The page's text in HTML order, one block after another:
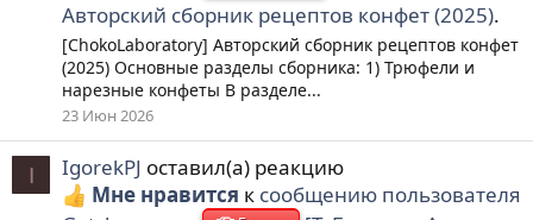
Авторский сборник рецептов конфет (2025).
[ChokoLaboratory] Авторский сборник рецептов конфет
(2025) Основные разделы сборника: 1) Трюфели и
нарезные конфеты В разделе...
23 Июн 2026
I IgorekPJ оставил(а) реакцию
Мне нравится к сообщению пользователя